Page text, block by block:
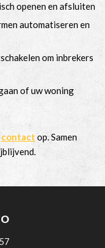
openen en afsluiten
automatiseren en
om inbrekers
of uw woning
contact op. Samen